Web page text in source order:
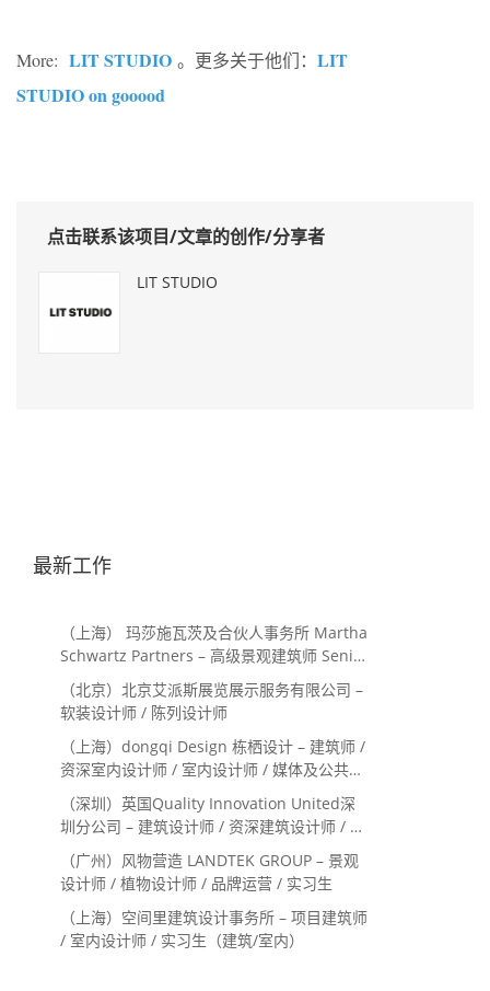
More: LIT STUDIO 。更多关于他们： LIT
STUDIO on gooood
点击联系该项目/文章的创作/分享者
LIT STUDIO
最新工作
（上海） 玛莎施瓦茨及合伙人事务所 Martha
Schwartz Partners – 高级景观建筑师 Senior
Landscape Designer / 景观建筑师
Landscape Designer
（北京）北京艾派斯展览展示服务有限公司 –
软装设计师 / 陈列设计师
（上海）dongqi Design 栋栖设计 – 建筑师 /
资深室内设计师 / 室内设计师 / 媒体及公共关
系主管 / 设计实习生（常年招聘）
（深圳）英国Quality Innovation United深
圳分公司 – 建筑设计师 / 资深建筑设计师 / 室
内设计师 / 设计实习生
（广州）风物营造 LANDTEK GROUP – 景观
设计师 / 植物设计师 / 品牌运营 / 实习生
（上海）空间里建筑设计事务所 – 项目建筑师
/ 室内设计师 / 实习生（建筑/室内）